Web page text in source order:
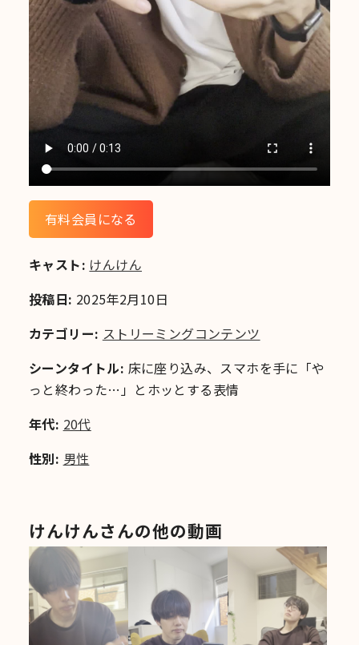
有料会員になる
キャスト: けんけん
投稿日: 2025年2月10日
カテゴリー: ストリーミングコンテンツ
シーンタイトル: 床に座り込み、スマホを手に「や
っと終わった…」とホッとする表情
年代: 20代
性別: 男性
けんけんさんの他の動画